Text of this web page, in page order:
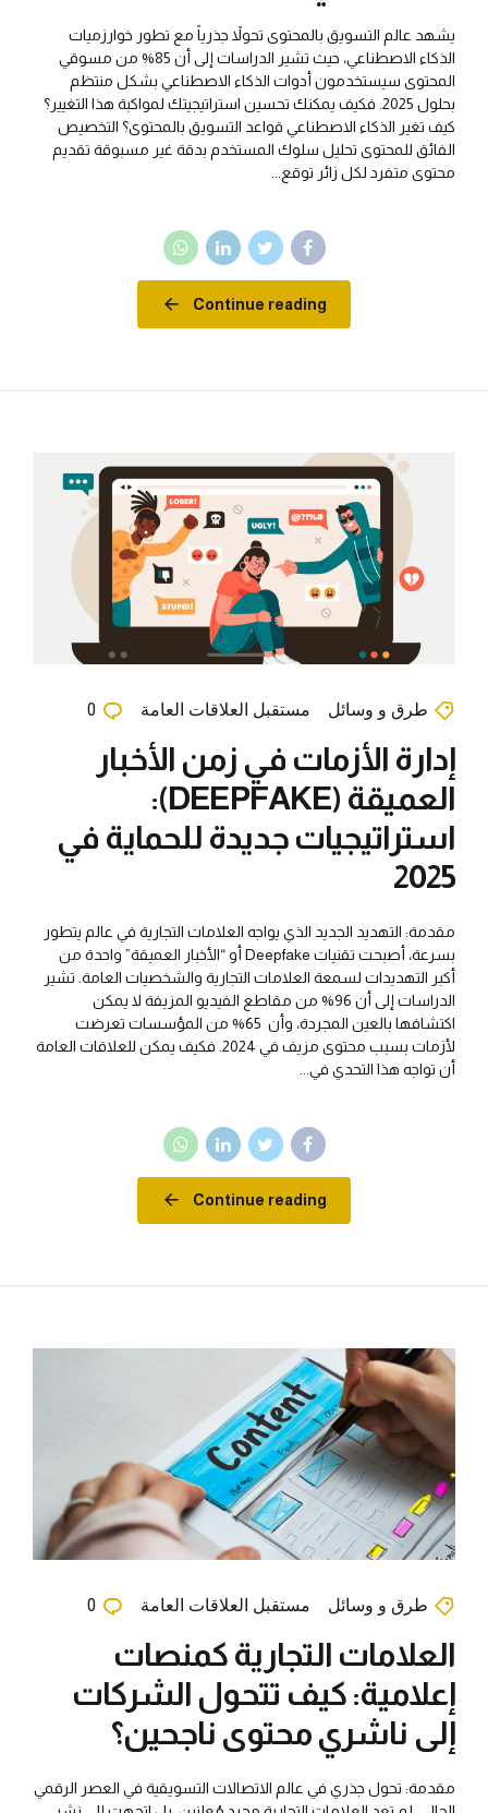
يشهد عالم التسويق بالمحتوى تحولاً جذرياً مع تطور خوارزميات
الذكاء الاصطناعي، حيث تشير الدراسات إلى أن 85% من مسوقي
المحتوى سيستخدمون أدوات الذكاء الاصطناعي بشكل منتظم
بحلول 2025. فكيف يمكنك تحسين استراتيجيتك لمواكبة هذا التغيير؟
كيف تغير الذكاء الاصطناعي قواعد التسويق بالمحتوى؟ التخصيص
الفائق للمحتوى تحليل سلوك المستخدم بدقة غير مسبوقة تقديم
محتوى متفرد لكل زائر توقع...
Continue reading
طرق و وسائل مستقبل العلاقات العامة 0
إدارة الأزمات في زمن الأخبار
العميقة (DEEPFAKE):
استراتيجيات جديدة للحماية في
2025
مقدمة: التهديد الجديد الذي يواجه العلامات التجارية في عالم يتطور
بسرعة، أصبحت تقنيات Deepfake أو “الأخبار العميقة” واحدة من
أكبر التهديدات لسمعة العلامات التجارية والشخصيات العامة. تشير
الدراسات إلى أن 96% من مقاطع الفيديو المزيفة لا يمكن
اكتشافها بالعين المجردة، وأن 65% من المؤسسات تعرضت
لأزمات بسبب محتوى مزيف في 2024. فكيف يمكن للعلاقات العامة
أن تواجه هذا التحدي في...
Continue reading
طرق و وسائل مستقبل العلاقات العامة 0
العلامات التجارية كمنصات
إعلامية: كيف تتحول الشركات
إلى ناشري محتوى ناجحين؟
مقدمة: تحول جذري في عالم الاتصالات التسويقية في العصر الرقمي